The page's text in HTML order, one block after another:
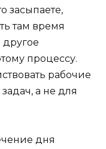
засыпаете,
там время
процессу.
рабочие
а не для
дня